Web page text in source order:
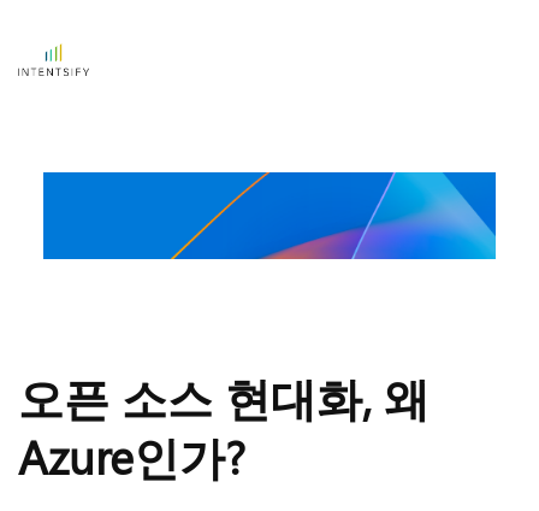
오픈 소스 현대화, 왜
Azure인가?